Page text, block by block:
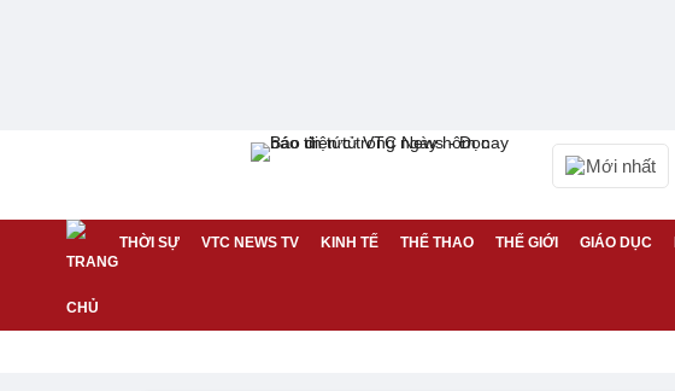
Mới nhất
THỜI SỰ VTC NEWS TV KINH TẾ THỂ THAO THẾ GIỚI GIÁO DỤC